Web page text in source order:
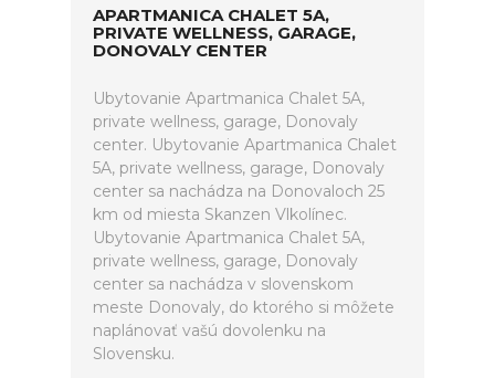
APARTMANICA CHALET 5A,
PRIVATE WELLNESS, GARAGE,
DONOVALY CENTER
Ubytovanie Apartmanica Chalet 5A,
private wellness, garage, Donovaly
center. Ubytovanie Apartmanica Chalet
5A, private wellness, garage, Donovaly
center sa nachádza na Donovaloch 25
km od miesta Skanzen Vlkolínec.
Ubytovanie Apartmanica Chalet 5A,
private wellness, garage, Donovaly
center sa nachádza v slovenskom
meste Donovaly, do ktorého si môžete
naplánovať vašú dovolenku na
Slovensku.